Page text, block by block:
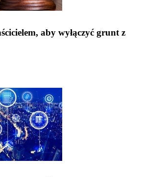
aby wyłączyć grunt z